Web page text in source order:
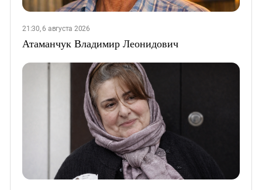
21:30, 6 августа 2026
Атаманчук Владимир Леонидович